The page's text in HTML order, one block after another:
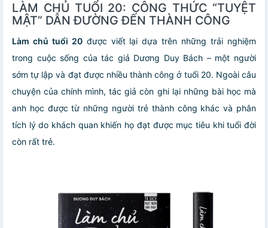
LÀM CHỦ TUỔI 20: CÔNG THỨC “TUYỆT
MẬT” DẪN ĐƯỜNG ĐẾN THÀNH CÔNG
Làm chủ tuổi 20được viết lại dựa trên những trải nghiệm
trong cuộc sống của tác giả Dương Duy Bách – một người
sớm tự lập và đạt được nhiều thành công ở tuổi 20. Ngoài câu
chuyện của chính mình, tác giả còn ghi lại những bài học mà
anh học được từ những người trẻ thành công khác và phân
tích lý do khách quan khiến họ đạt được mục tiêu khi tuổi đời
còn rất trẻ.